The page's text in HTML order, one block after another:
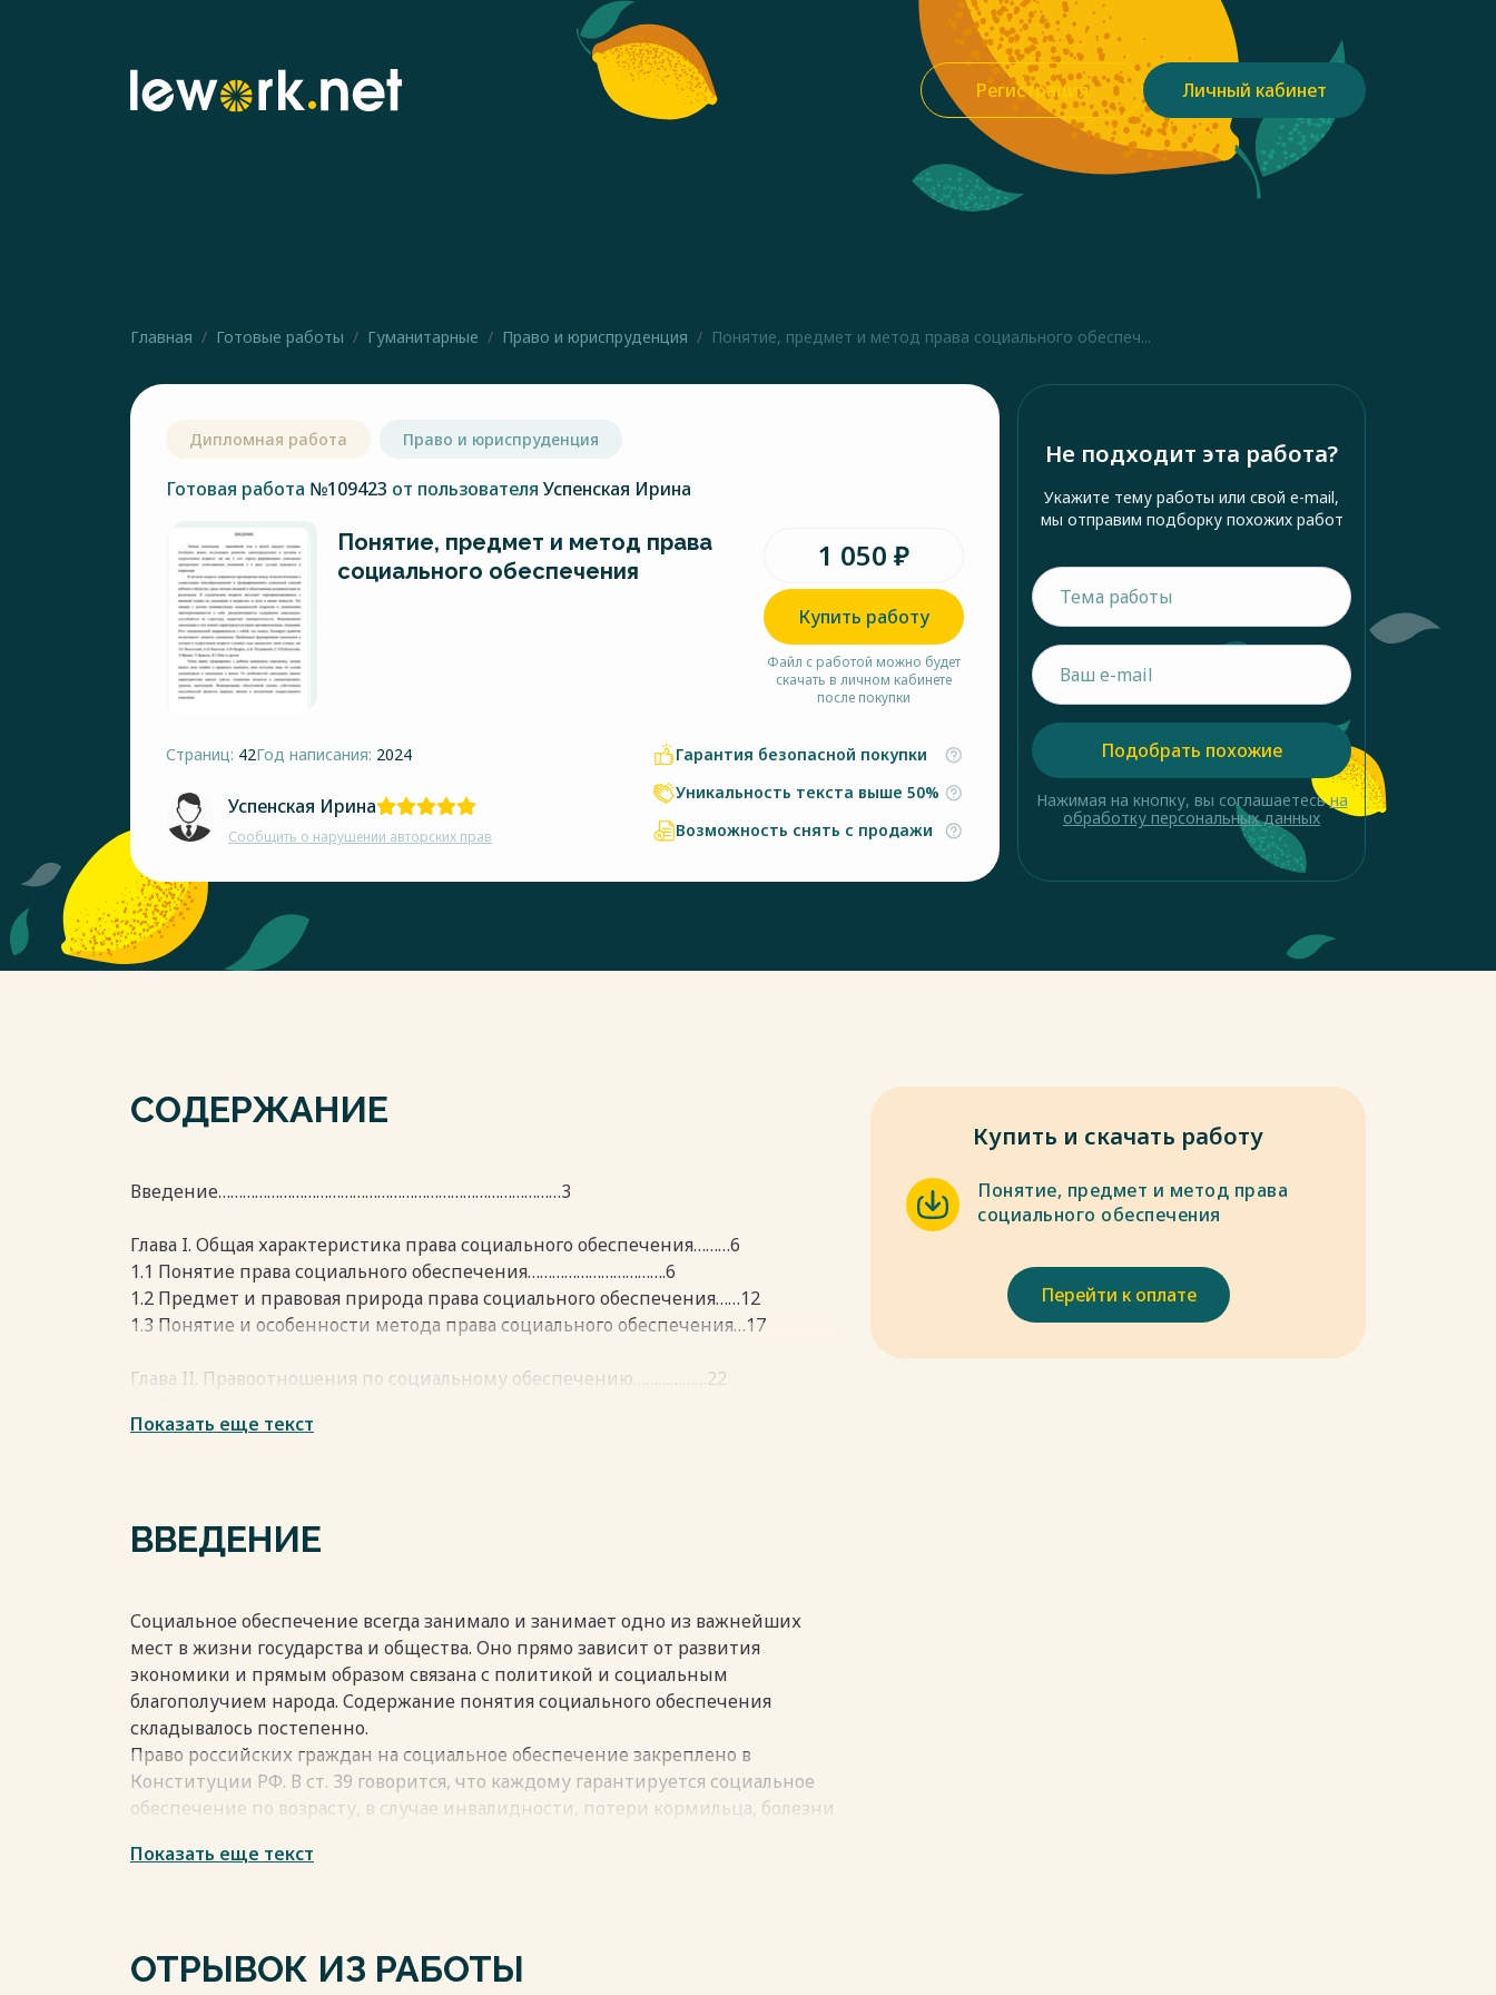
Регистрация Личный кабинет
Главная Готовые работы Гуманитарные Право и юриспруденция Понятие, предмет и метод права социального обеспеч...
Дипломная работа Право и юриспруденция
Готовая работа №109423 от пользователя Успенская Ирина
Понятие, предмет и метод права
социального обеспечения
1 050 ₽
Купить работу
Файл с работой можно будет
скачать в личном кабинете
после покупки
Страниц: 42Год написания: 2024
Успенская Ирина
Сообщить о нарушении авторских прав
Гарантия безопасной покупки
Уникальность текста выше 50%
Возможность снять с продажи
Не подходит эта работа?
Укажите тему работы или свой e-mail,
мы отправим подборку похожих работ
Подобрать похожие
Нажимая на кнопку, вы соглашаетесьна
обработку персональных данных
СОДЕРЖАНИЕ
Введение…………………………………………………………………………3
Глава I. Общая характеристика права социального обеспечения………6
1.1 Понятие права социального обеспечения…………………………….6
1.2 Предмет и правовая природа права социального обеспечения……12
1.3 Понятие и особенности метода права социального обеспечения…17
Глава II. Правоотношения по социальному обеспечению………………22
2.2 Субъект, объект и содержание правоотношений по социальному
Список использованных нормативно-правовых актов, материалов судебной
Весь текст будет доступенпосле покупки
Показать еще текст
ВВЕДЕНИЕ
Социальное обеспечение всегда занимало и занимает одно из важнейших
мест в жизни государства и общества. Оно прямо зависит от развития
экономики и прямым образом связана с политикой и социальным
благополучием народа. Содержание понятия социального обеспечения
складывалось постепенно.
Право российских граждан на социальное обеспечение закреплено в
Конституции РФ. В ст. 39 говорится, что каждому гарантируется социальное
обеспечение по возрасту, в случае инвалидности, потери кормильца, болезни
социальное страхование, создание дополнительных форм социального
определённой категориигражданиз средствгосударственного бюджетаи
Показать еще текст
ОТРЫВОК ИЗ РАБОТЫ
Купить и скачать работу
Понятие, предмет и метод права
социального обеспечения
Перейти к оплате